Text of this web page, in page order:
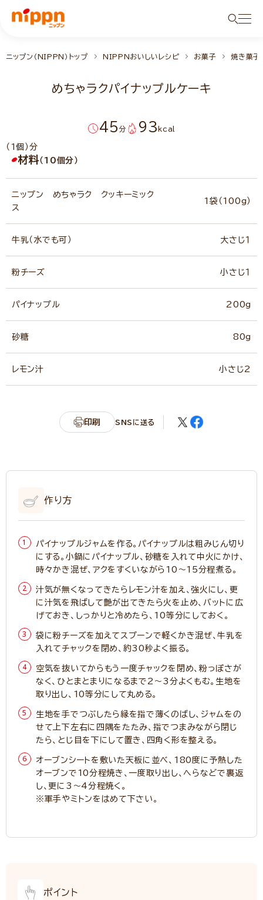
ニップン（NIPPN）トップ NIPPNおいしいレシピ お菓子 焼き菓子
めちゃラクパイナップルケーキ
45 分 93kcal
（1個）分
材料（10個分）
ニップン めちゃラク クッキーミック
ス
1袋（100g）
牛乳（水でも可） 大さじ１
粉チーズ 小さじ１
パイナップル 200g
砂糖 80g
レモン汁 小さじ2
印刷 SNSに送る
作り方
パイナップルジャムを作る。パイナップルは粗みじん切り
にする。小鍋にパイナップル、砂糖を入れて中火にかけ、
時々かき混ぜ、アクをすくいながら10～15分程煮る。
汁気が無くなってきたらレモン汁を加え、強火にし、更
に汁気を飛ばして艶が出てきたら火を止め、バットに広
げておき、しっかりと冷めたら、10等分にしておく。
袋に粉チーズを加えてスプーンで軽くかき混ぜ、牛乳を
入れてチャックを閉め、約30秒よく振る。
空気を抜いてからもう一度チャックを閉め、粉っぽさが
なく、ひとまとまりになるまで2～3分よくもむ。生地を
取り出し、10等分にして丸める。
生地を手でつぶしたら縁を指で薄くのばし、ジャムをの
せて上下左右に四隅をたたみ、指でつまみながら閉じ
たら、とじ目を下にして置き、四角く形を整える。
オーブンシートを敷いた天板に並べ、180度に予熱した
オーブンで10分程焼き、一度取り出し、へらなどで裏返
し、更に3～4分程焼く。
※軍手やミトンをはめて下さい。
ポイント